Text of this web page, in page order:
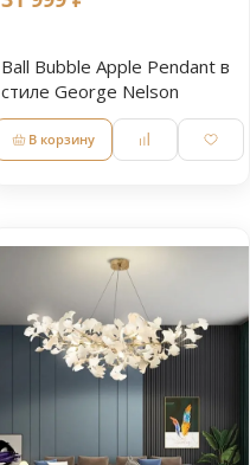
Ball Bubble Apple Pendant в
стиле George Nelson
В корзину